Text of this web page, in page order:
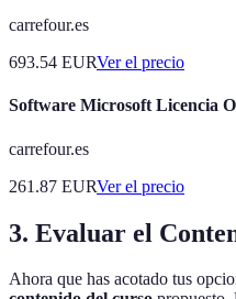
carrefour.es
693.54 EURVer el precio
Software Microsoft Licencia
carrefour.es
261.87 EURVer el precio
3. Evaluar el
Ahora que has acotado tus